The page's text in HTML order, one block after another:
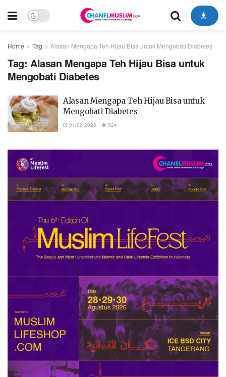
Home Tag Alasan Mengapa Teh Hijau Bisa untuk Mengobati Diabetes
Tag: Alasan Mengapa Teh Hijau Bisa untuk
Mengobati Diabetes
Alasan Mengapa Teh Hijau Bisa untuk
Mengobati Diabetes
01/06/2026 524